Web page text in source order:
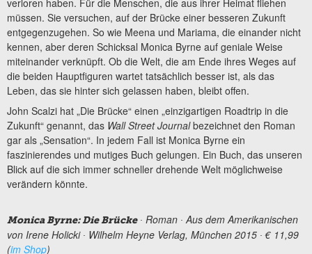
müssen. Sie versuchen, auf der Brücke einer besseren Zukunft
entgegenzugehen. So wie Meena und Mariama, die einander nicht
kennen, aber deren Schicksal Monica Byrne auf geniale Weise
miteinander verknüpft. Ob die Welt, die am Ende ihres Weges auf
die beiden Hauptfiguren wartet tatsächlich besser ist, als das
Leben, das sie hinter sich gelassen haben, bleibt offen.
John Scalzi hat „Die Brücke“ einen „einzigartigen Roadtrip in die
Zukunft“ genannt, das Wall Street Journalbezeichnet den Roman
gar als „Sensation“. In jedem Fall ist Monica Byrne ein
faszinierendes und mutiges Buch gelungen. Ein Buch, das unseren
Blick auf die sich immer schneller drehende Welt möglichweise
verändern könnte.
Monica Byrne: Die Brücke∙ Roman ∙ Aus dem Amerikanischen
von Irene Holicki ∙ Wilhelm Heyne Verlag, München 2015 ∙ € 11,99
(im Shop)